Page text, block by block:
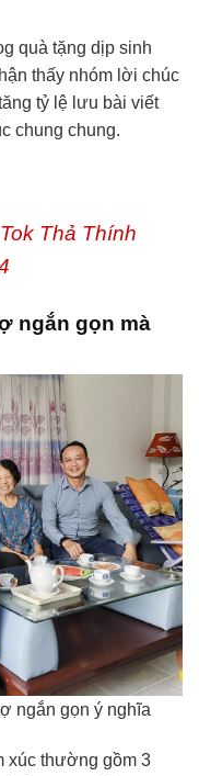
quà tặng dịp sinh
thấy nhóm lời chúc
tỷ lệ lưu bài viết
chung chung.
Thả Thính
ngắn gọn mà
ngắn gọn ý nghĩa
xúc thường gồm 3